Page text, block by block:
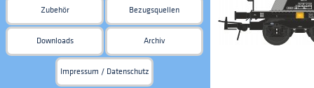
Zubehör Bezugsquellen
Downloads Archiv
Impressum / Datenschutz